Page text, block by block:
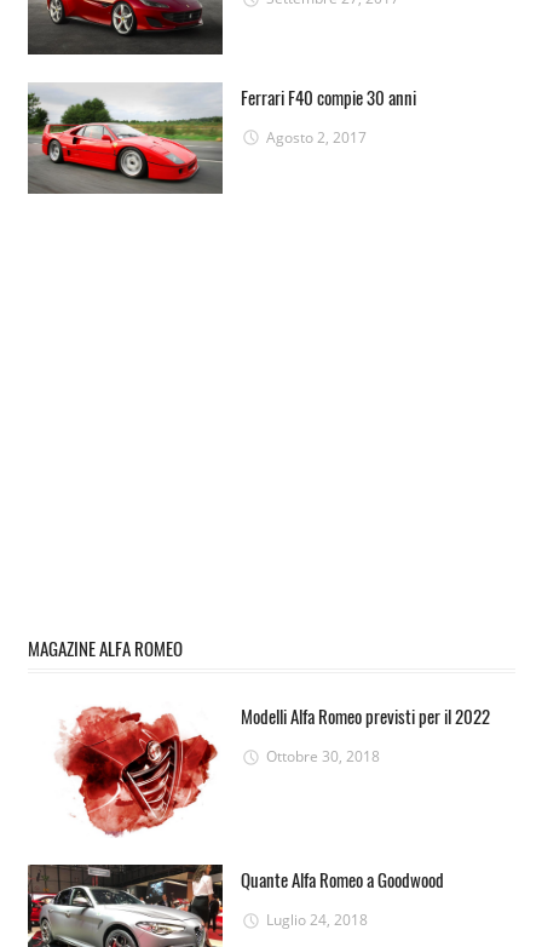
Ferrari F40 compie 30 anni
Agosto 2, 2017
MAGAZINE ALFA ROMEO
Modelli Alfa Romeo previsti per il 2022
Ottobre 30, 2018
Quante Alfa Romeo a Goodwood
Luglio 24, 2018